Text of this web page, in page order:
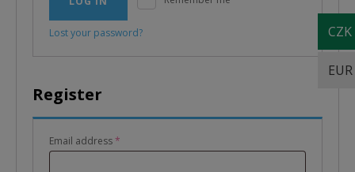
CZK
EUR
Lost your password?
Register
Email address*